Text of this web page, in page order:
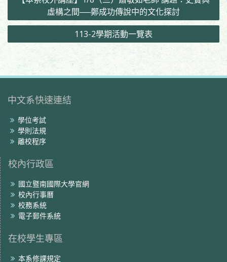
導
覽
虛構之間──鄭成功傳說中的文化探討
113-2學期活動一覽表
中文系快速連結
學位考試
學則法規
離校程序
校內行政區
國立暨南國際大學官網
校內行事曆
校務系統
電子郵件系統
在校學生專區
本系修課規定